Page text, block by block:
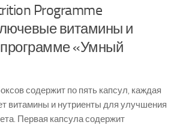
Programme
витамины и
«Умный
содержит по пять капсул, каждая
витамины и нутриенты для улучшения
Первая капсула содержит